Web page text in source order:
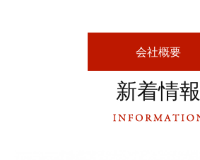
会社概要
新着情報